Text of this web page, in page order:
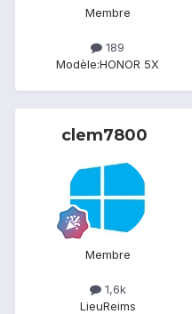
Membre
189
Modèle:HONOR 5X
clem7800
Membre
1,6k
LieuReims